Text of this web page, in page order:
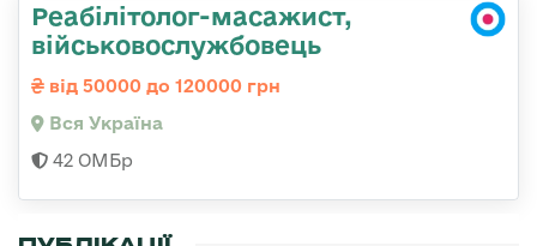
Реабілітолог-масажист,
військовослужбовець
від 50000 до 120000 грн
Вся Україна
42 ОМБр